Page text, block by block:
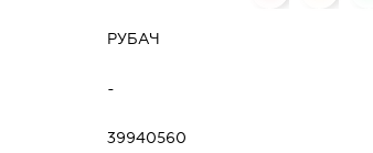
РУБАЧ
-
39940560